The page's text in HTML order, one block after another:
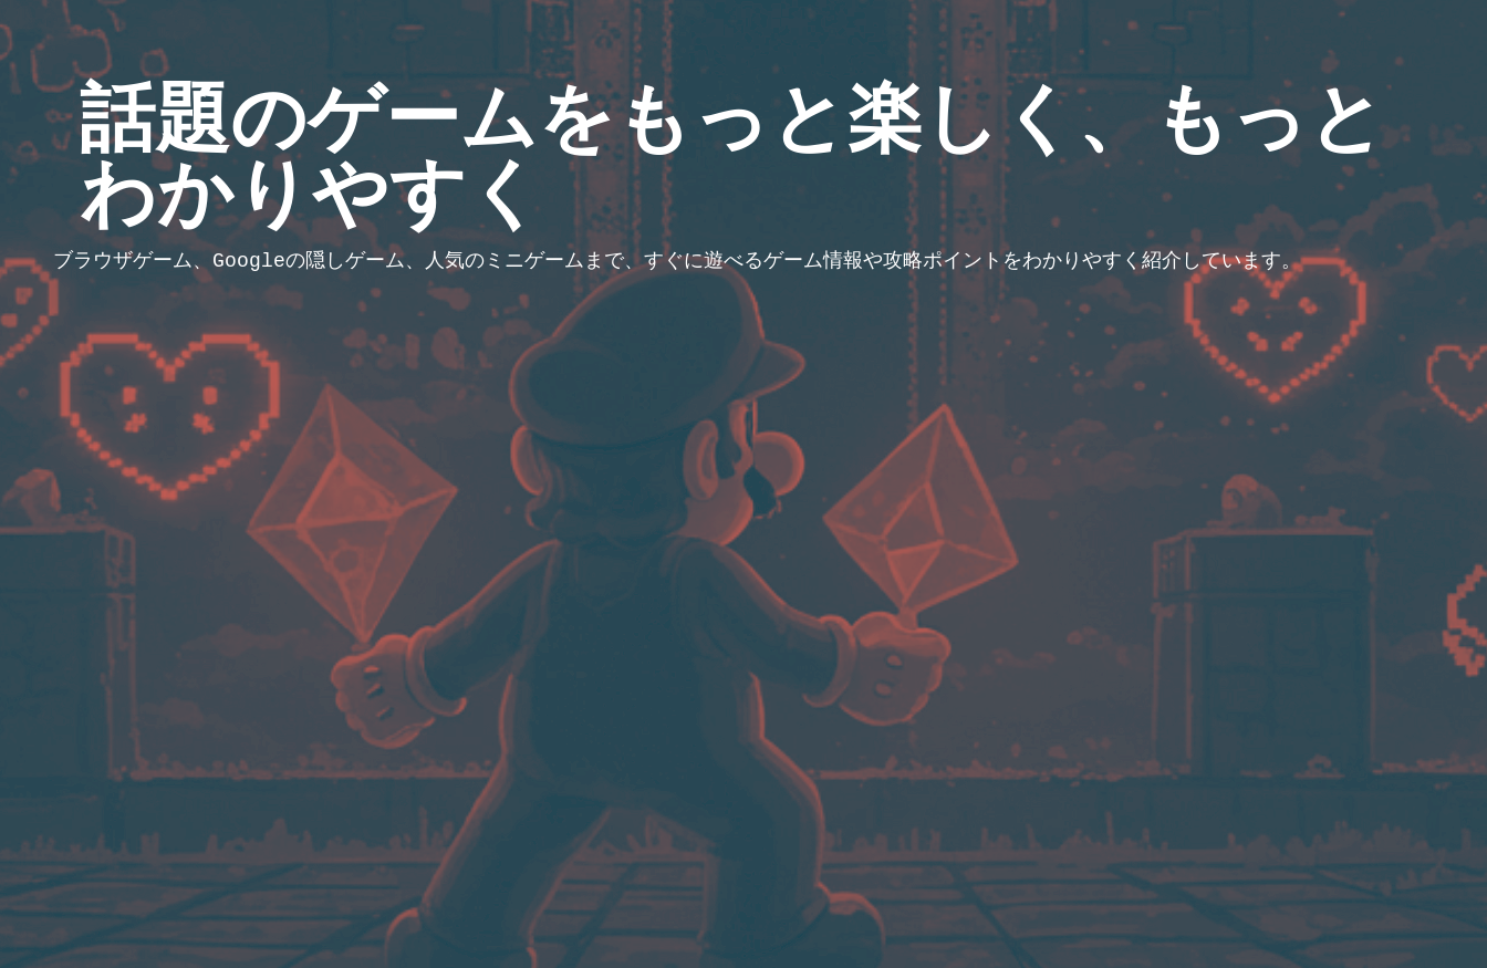
話題のゲームをもっと楽しく、もっと
わかりやすく
ブラウザゲーム、Googleの隠しゲーム、人気のミニゲームまで、すぐに遊べるゲーム情報や攻略ポイントをわかりやすく紹介しています。